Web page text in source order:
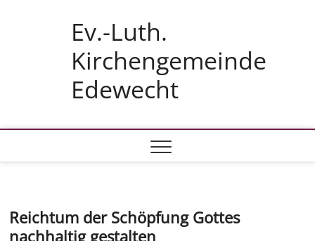
Ev.-Luth.
Kirchengemeinde
Edewecht
Reichtum der Schöpfung Gottes
nachhaltig gestalten